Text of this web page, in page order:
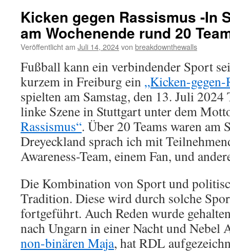
Kicken gegen Rassismus -In
am Wochenende rund 20
Veröffentlicht am Juli 14, 2024von breakdownthewalls
Fußball kann ein verbindender Sport
kurzem in Freiburg ein „Kicken-gegen-
spielten am Samstag, den 13. Juli
linke Szene in Stuttgart unter dem
Rassismus“. Über 20 Teams waren am
Dreyeckland sprach ich mit
Awareness-Team, einem Fan, und
Die Kombination von Sport und
Tradition. Diese wird durch solche
fortgeführt. Auch Reden wurde
nach Ungarn in einer Nacht und Nebel
non-binären Maja, hat RDL